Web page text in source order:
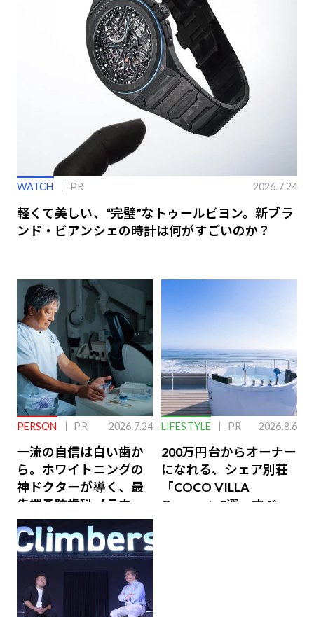
WATCH PR 2026.7.24
軽くて美しい、“完璧”なトゥールビヨン。新ブラ
ンド・ビアンシェの時計は何がすごいのか？
PERSON PR 2026.7.24
一流の自信は白い歯か
ら。ホワイトニングの
神ドクターが導く、最
先端予防歯科【ラウン
ジ会員特典あり】
LIFESTYLE PR 2026.8.6
200万円台からオーナー
になれる、シェア別荘
「COCO VILLA
Owners」3選。すべて